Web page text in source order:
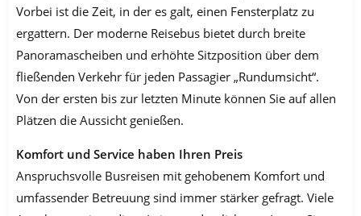
Vorbei ist die Zeit, in der es galt, einen Fensterplatz zu
ergattern. Der moderne Reisebus bietet durch breite
Panoramascheiben und erhöhte Sitzposition über dem
fließenden Verkehr für jeden Passagier „Rundumsicht“.
Von der ersten bis zur letzten Minute können Sie auf allen
Plätzen die Aussicht genießen.
Komfort und Service haben Ihren Preis
Anspruchsvolle Busreisen mit gehobenem Komfort und
umfassender Betreuung sind immer stärker gefragt. Viele